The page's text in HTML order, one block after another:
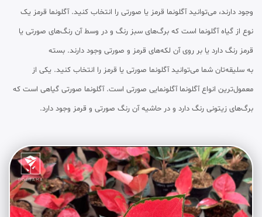
وجود دارند، می‌توانید آگلونما قرمز یا صورتی را انتخاب کنید. آگلونما قرمز یک
نوع از گیاه آگلونما است که برگ‌های سبز رنگ و در وسط آن رنگ‌های صورتی یا
قرمز رنگ دارد یا بر روی آن لکه‌های قرمز و صورتی وجود دارند. بسته
به سلیقه‌تان شما می‌توانید آگلونما صورتی یا قرمز را انتخاب کنید. یکی از
معمول‌ترین انواع آگلونما آگلونمایی صورتی است. آگلونما صورتی گیاهی است که
برگ‌های زیتونی رنگ دارد و در حاشیه آن رنگ صورتی و قرمز وجود دارد.